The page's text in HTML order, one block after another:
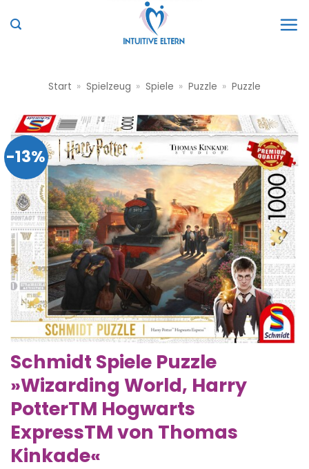
Inhalt
Start » Spielzeug » Spiele » Puzzle » Puzzle
-13%
Schmidt Spiele Puzzle
»Wizarding World, Harry
PotterTM Hogwarts
ExpressTM von Thomas
Kinkade«